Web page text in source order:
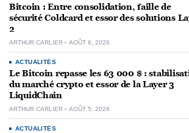
Bitcoin : Entre consolidation, faille de
sécurité Coldcard et essor des solutions
2
ARTHUR CARLIER AOÛT 6, 2026
ACTUALITÉS
Le Bitcoin repasse les 63 000 $ :
du marché crypto et essor de la Layer 3
LiquidChain
ARTHUR CARLIER AOÛT 5, 2026
ACTUALITÉS